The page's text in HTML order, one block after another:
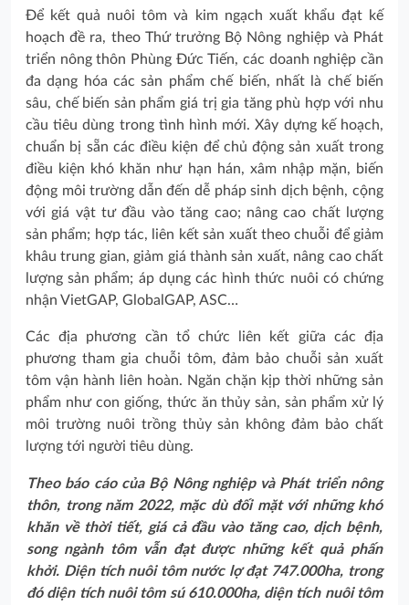
Để kết quả nuôi tôm và kim ngạch xuất khẩu đạt kế
hoạch đề ra, theo Thứ trưởng Bộ Nông nghiệp và Phát
triển nông thôn Phùng Đức Tiến, các doanh nghiệp cần
đa dạng hóa các sản phẩm chế biến, nhất là chế biến
sâu, chế biến sản phẩm giá trị gia tăng phù hợp với nhu
cầu tiêu dùng trong tình hình mới. Xây dựng kế hoạch,
chuẩn bị sẵn các điều kiện để chủ động sản xuất trong
điều kiện khó khăn như hạn hán, xâm nhập mặn, biến
động môi trường dẫn đến dễ pháp sinh dịch bệnh, cộng
với giá vật tư đầu vào tăng cao; nâng cao chất lượng
sản phẩm; hợp tác, liên kết sản xuất theo chuỗi để giảm
khâu trung gian, giảm giá thành sản xuất, nâng cao chất
lượng sản phẩm; áp dụng các hình thức nuôi có chứng
nhận VietGAP, GlobalGAP, ASC…
Các địa phương cần tổ chức liên kết giữa các địa
phương tham gia chuỗi tôm, đảm bảo chuỗi sản xuất
tôm vận hành liên hoàn. Ngăn chặn kịp thời những sản
phẩm như con giống, thức ăn thủy sản, sản phẩm xử lý
môi trường nuôi trồng thủy sản không đảm bảo chất
lượng tới người tiêu dùng.
Theo báo cáo của Bộ Nông nghiệp và Phát triển nông
thôn, trong năm 2022, mặc dù đối mặt với những khó
khăn về thời tiết, giá cả đầu vào tăng cao, dịch bệnh,
song ngành tôm vẫn đạt được những kết quả phấn
khởi. Diện tích nuôi tôm nước lợ đạt 747.000ha, trong
đó diện tích nuôi tôm sú 610.000ha, diện tích nuôi tôm